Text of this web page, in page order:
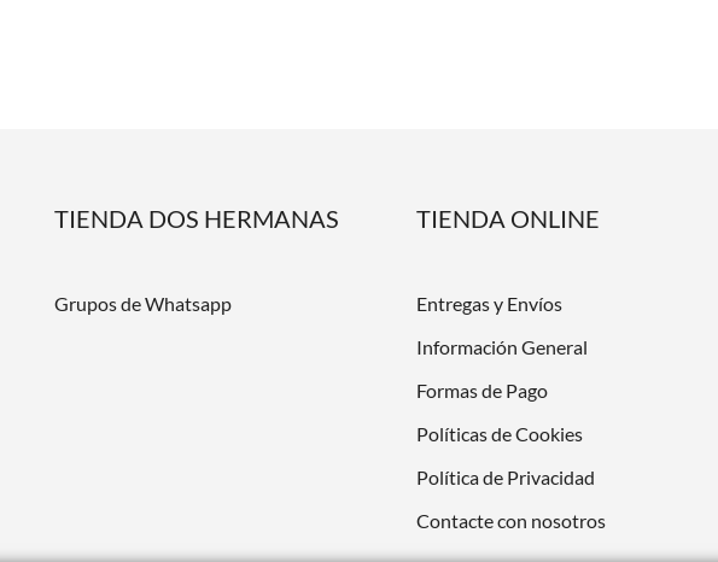
TIENDA DOS HERMANAS
Grupos de Whatsapp
TIENDA ONLINE
Entregas y Envíos
Información General
Formas de Pago
Políticas de Cookies
Política de Privacidad
Contacte con nosotros